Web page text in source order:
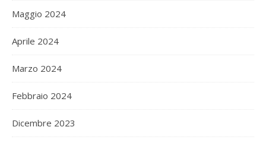
Maggio 2024
Aprile 2024
Marzo 2024
Febbraio 2024
Dicembre 2023